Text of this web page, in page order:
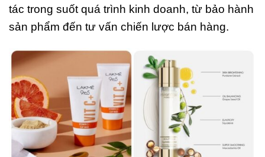
tác trong suốt quá trình kinh doanh, từ bảo hành
sản phẩm đến tư vấn chiến lược bán hàng.